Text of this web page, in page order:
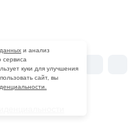
и анализ
сервиса
куки для улучшения
сайт, вы